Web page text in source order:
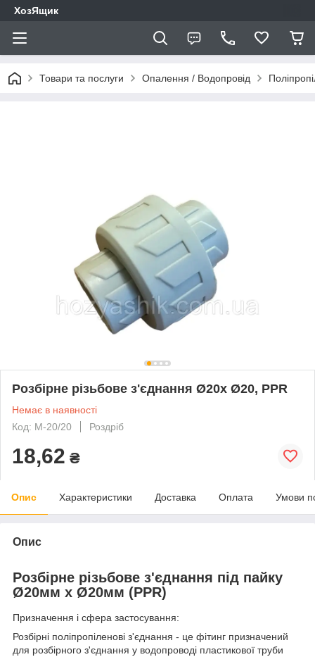
ХозЯщик
Товари та послуги Опалення / Водопровід
Розбірне різьбове з'єднання Ø20х Ø20, PPR
Немає в наявності
Код: М-20/20
Роздріб
18,62 ₴
Опис Характеристики Доставка Оплата Умови
Опис
Розбірне різьбове з'єднання під пайку
Ø20мм х Ø20мм (PPR)
Призначення і сфера застосування:
Розбірні поліпропіленові з'єднання - це фітинг призначений
для розбірного з'єднання у водопроводі пластикової труби